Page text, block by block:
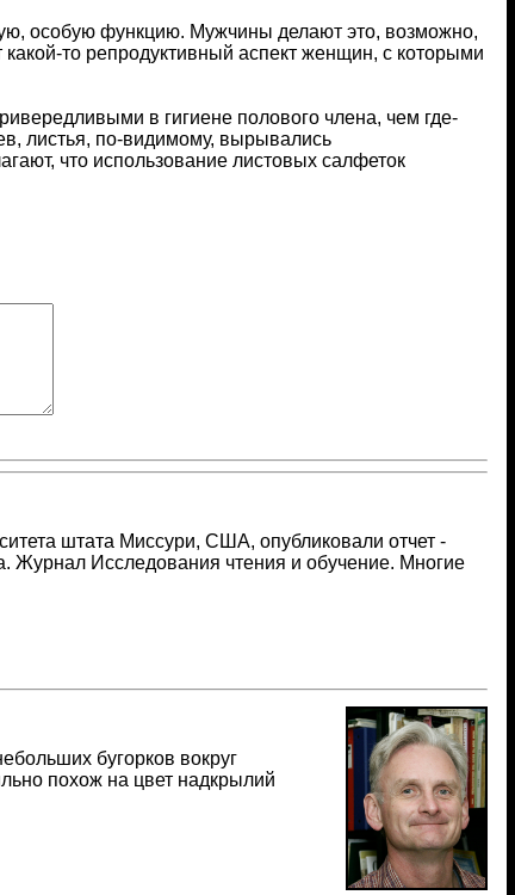
особую функцию. Мужчины делают это, возможно,
то репродуктивный аспект женщин, с которыми
в гигиене полового члена, чем где-
листья, по-видимому, вырывались
что использование листовых салфеток
штата Миссури, США, опубликовали отчет -
Журнал Исследования чтения и обучение. Многие
бугорков вокруг
похож на цвет надкрылий